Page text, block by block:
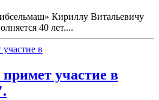
Кириллу Витальевичу
40 лет....
участие в